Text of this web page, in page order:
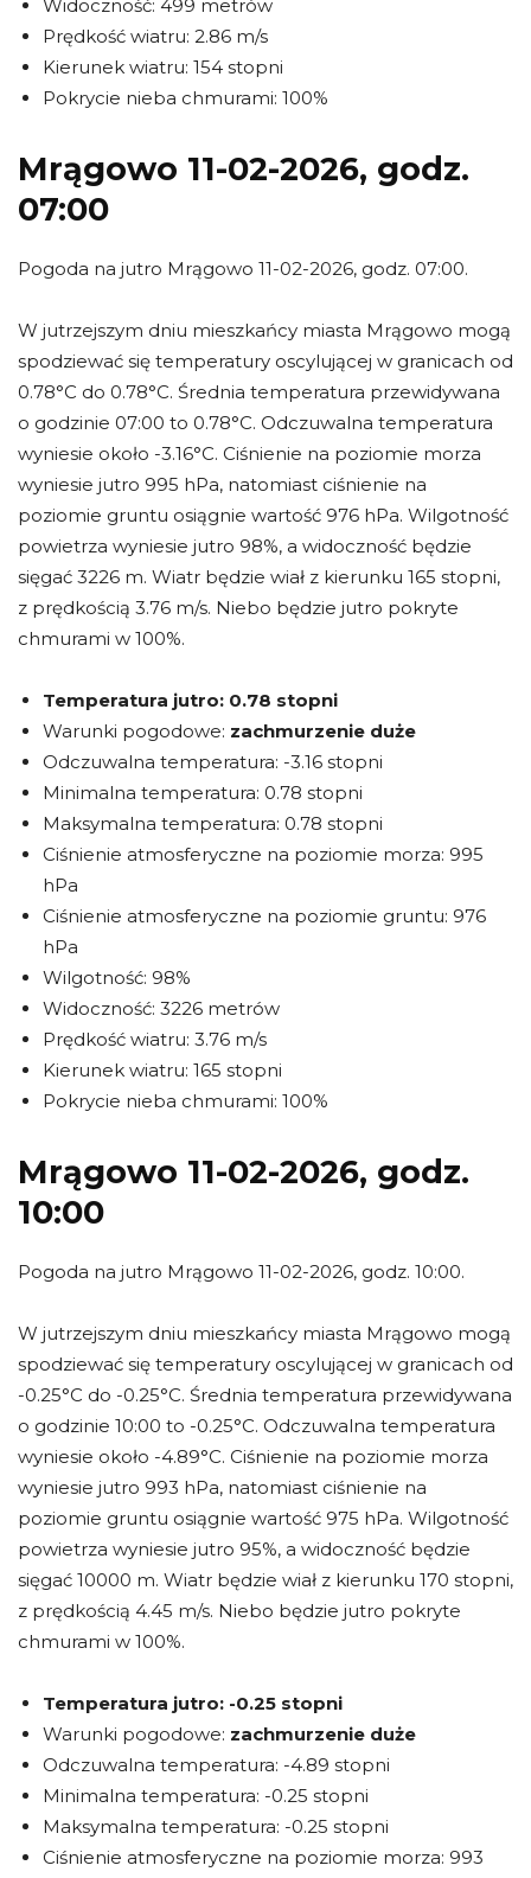
Widoczność: 499 metrów
Prędkość wiatru: 2.86 m/s
Kierunek wiatru: 154 stopni
Pokrycie nieba chmurami: 100%
Mrągowo 11-02-2026, godz.
07:00
Pogoda na jutro Mrągowo 11-02-2026, godz. 07:00.
W jutrzejszym dniu mieszkańcy miasta Mrągowo mogą
spodziewać się temperatury oscylującej w granicach od
0.78°C do 0.78°C. Średnia temperatura przewidywana
o godzinie 07:00 to 0.78°C. Odczuwalna temperatura
wyniesie około -3.16°C. Ciśnienie na poziomie morza
wyniesie jutro 995 hPa, natomiast ciśnienie na
poziomie gruntu osiągnie wartość 976 hPa. Wilgotność
powietrza wyniesie jutro 98%, a widoczność będzie
sięgać 3226 m. Wiatr będzie wiał z kierunku 165 stopni,
z prędkością 3.76 m/s. Niebo będzie jutro pokryte
chmurami w 100%.
Temperatura jutro: 0.78 stopni
Warunki pogodowe: zachmurzenie duże
Odczuwalna temperatura: -3.16 stopni
Minimalna temperatura: 0.78 stopni
Maksymalna temperatura: 0.78 stopni
Ciśnienie atmosferyczne na poziomie morza: 995
hPa
Ciśnienie atmosferyczne na poziomie gruntu: 976
hPa
Wilgotność: 98%
Widoczność: 3226 metrów
Prędkość wiatru: 3.76 m/s
Kierunek wiatru: 165 stopni
Pokrycie nieba chmurami: 100%
Mrągowo 11-02-2026, godz.
10:00
Pogoda na jutro Mrągowo 11-02-2026, godz. 10:00.
W jutrzejszym dniu mieszkańcy miasta Mrągowo mogą
spodziewać się temperatury oscylującej w granicach od
-0.25°C do -0.25°C. Średnia temperatura przewidywana
o godzinie 10:00 to -0.25°C. Odczuwalna temperatura
wyniesie około -4.89°C. Ciśnienie na poziomie morza
wyniesie jutro 993 hPa, natomiast ciśnienie na
poziomie gruntu osiągnie wartość 975 hPa. Wilgotność
powietrza wyniesie jutro 95%, a widoczność będzie
sięgać 10000 m. Wiatr będzie wiał z kierunku 170 stopni,
z prędkością 4.45 m/s. Niebo będzie jutro pokryte
chmurami w 100%.
Temperatura jutro: -0.25 stopni
Warunki pogodowe: zachmurzenie duże
Odczuwalna temperatura: -4.89 stopni
Minimalna temperatura: -0.25 stopni
Maksymalna temperatura: -0.25 stopni
Ciśnienie atmosferyczne na poziomie morza: 993